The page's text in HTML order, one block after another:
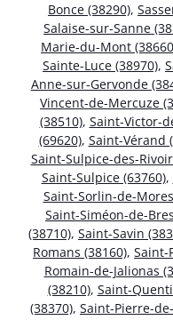
Bonce (38290),
Salaise-sur-Sanne
Marie-du-Mont
Sainte-Luce (38970),
Anne-sur-Gervonde
Vincent-de-Mercuze
(38510), Saint-Victor-
(69620), Saint-Vérand
Saint-Sulpice-des-
Saint-Sulpice (63760),
Saint-Sorlin-de-
Saint-Siméon-de-
(38710), Saint-Savin
Romans (38160), Saint-
Romain-de-Jalionas
(38210), Saint-
(38370), Saint-Pierre-